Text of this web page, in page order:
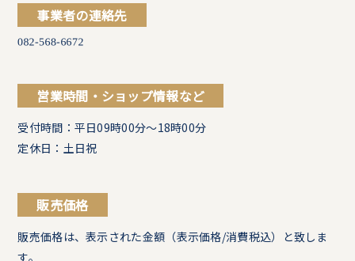
事業者の連絡先
営業時間・ショップ情報など
受付時間：平日09時00分～18時00分
定休日：土日祝
販売価格
販売価格は、表示された金額（表示価格/消費税込）と致しま
す。